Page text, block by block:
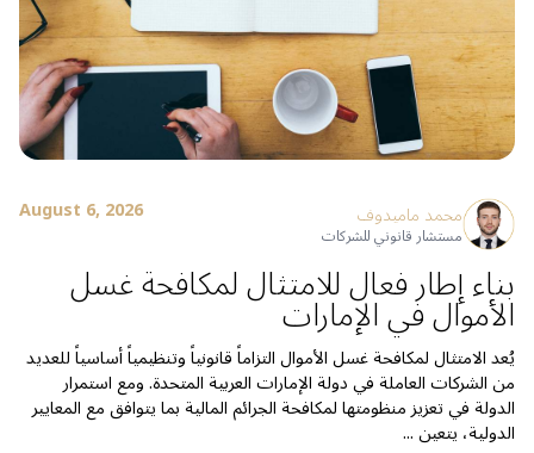
محمد ماميدوف
مستشار قانوني للشركات
August 6, 2026
بناء إطار فعال للامتثال لمكافحة غسل
الأموال في الإمارات
يُعد الامتثال لمكافحة غسل الأموال التزاماً قانونياً وتنظيمياً أساسياً للعديد
من الشركات العاملة في دولة الإمارات العربية المتحدة. ومع استمرار
الدولة في تعزيز منظومتها لمكافحة الجرائم المالية بما يتوافق مع المعايير
الدولية، يتعين ...